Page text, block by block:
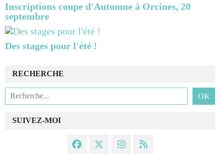
Inscriptions coupe d'Automne à Orcines, 20
septembre
Des stages pour l'été !
SUIVEZ-MOI
RECHERCHE